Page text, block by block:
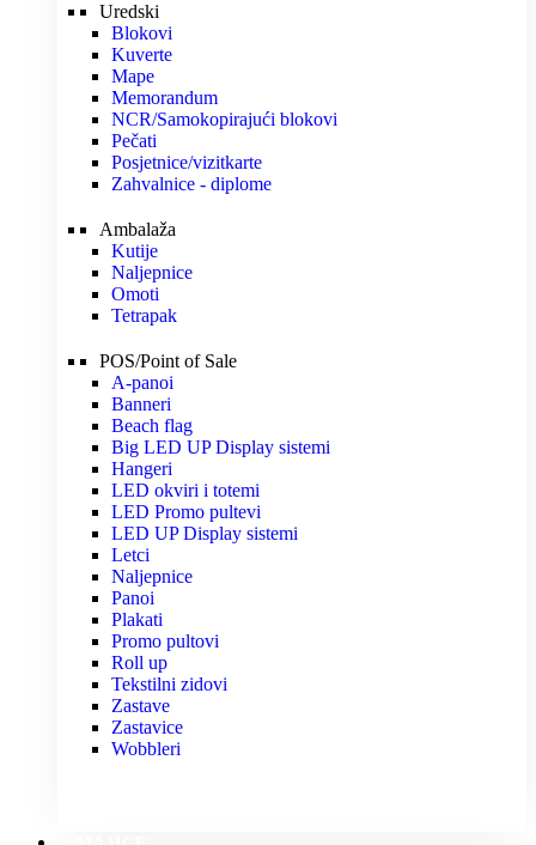
Uredski
Blokovi
Kuverte
Mape
Memorandum
NCR/Samokopirajući blokovi
Pečati
Posjetnice/vizitkarte
Zahvalnice - diplome
Ambalaža
Kutije
Naljepnice
Omoti
Tetrapak
POS/Point of Sale
A-panoi
Banneri
Beach flag
Big LED UP Display sistemi
Hangeri
LED okviri i totemi
LED Promo pultevi
LED UP Display sistemi
Letci
Naljepnice
Panoi
Plakati
Promo pultovi
Roll up
Tekstilni zidovi
Zastave
Zastavice
Wobbleri